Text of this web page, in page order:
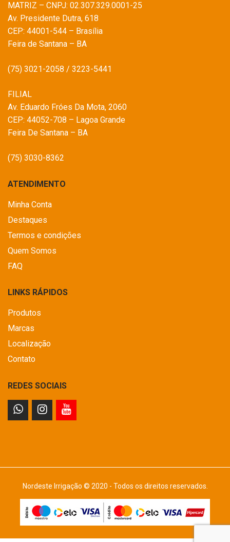
MATRIZ – CNPJ: 02.307.329.0001-25
Av. Presidente Dutra, 618
CEP: 44001-544 – Brasília
Feira de Santana – BA
(75) 3021-2058 / 3223-5441
FILIAL
Av. Eduardo Fróes Da Mota, 2060
CEP: 44052-708 – Lagoa Grande
Feira De Santana – BA
(75) 3030-8362
ATENDIMENTO
Minha Conta
Destaques
Termos e condições
Quem Somos
FAQ
LINKS RÁPIDOS
Produtos
Marcas
Localização
Contato
REDES SOCIAIS
Nordeste Irrigação © 2020 - Todos os direitos reservados.